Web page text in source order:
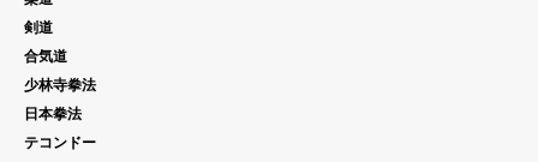
剣道
合気道
少林寺拳法
日本拳法
テコンドー